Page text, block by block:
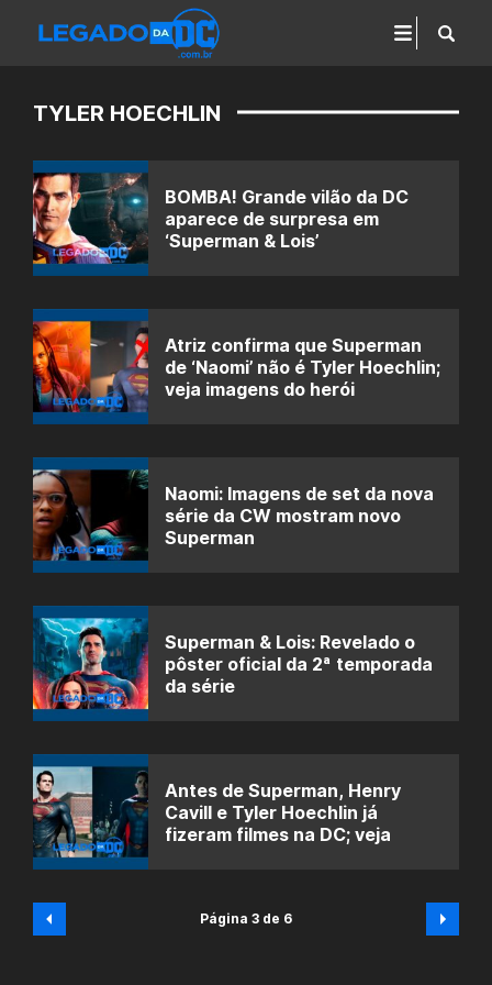
TYLER HOECHLIN
BOMBA! Grande vilão da DC
aparece de surpresa em
‘Superman & Lois’
Atriz confirma que Superman
de ‘Naomi’ não é Tyler Hoechlin;
veja imagens do herói
Naomi: Imagens de set da nova
série da CW mostram novo
Superman
Superman & Lois: Revelado o
pôster oficial da 2ª temporada
da série
Antes de Superman, Henry
Cavill e Tyler Hoechlin já
fizeram filmes na DC; veja
Página 3 de 6